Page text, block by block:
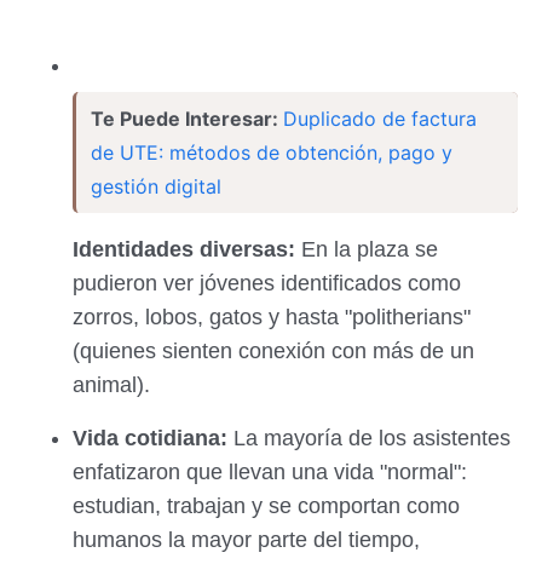
Te Puede Interesar: Duplicado de factura
de UTE: métodos de obtención, pago y
gestión digital
Identidades diversas: En la plaza se
pudieron ver jóvenes identificados como
zorros, lobos, gatos y hasta "politherians"
(quienes sienten conexión con más de un
animal).
Vida cotidiana: La mayoría de los asistentes
enfatizaron que llevan una vida "normal":
estudian, trabajan y se comportan como
humanos la mayor parte del tiempo,